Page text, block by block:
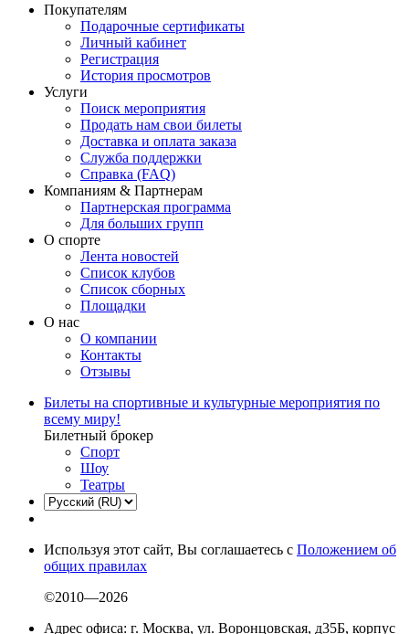
Покупателям
Подарочные сертификаты
Личный кабинет
Регистрация
История просмотров
Услуги
Поиск мероприятия
Продать нам свои билеты
Доставка и оплата заказа
Служба поддержки
Справка (FAQ)
Компаниям & Партнерам
Партнерская программа
Для больших групп
О спорте
Лента новостей
Список клубов
Список сборных
Площадки
О нас
О компании
Контакты
Отзывы
Билеты на спортивные и культурные мероприятия по
всему миру!
Билетный брокер
Спорт
Шоу
Театры
Используя этот сайт, Вы соглашаетесь с Положением об
общих правилах
©2010—2026
Адрес офиса: г. Москва, ул. Воронцовская, д35Б, корпус